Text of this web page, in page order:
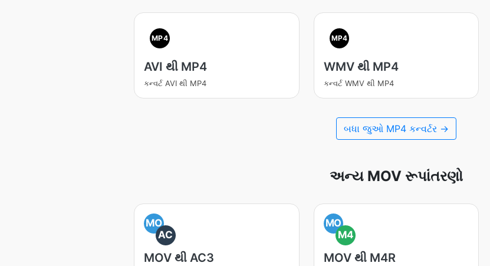
MP4
AVI થી MP4
કન્વર્ટ AVI થી MP4
MP4
WMV થી MP4
કન્વર્ટ WMV થી MP4
બધા જુઓ MP4 કન્વર્ટર →
અન્ય MOV રૂપાંતરણો
MO
AC
MOV થી AC3
MO
M4
MOV થી M4R